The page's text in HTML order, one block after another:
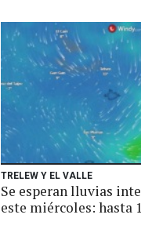
TRELEW Y EL VALLE
Se esperan lluvias
este miércoles: hasta